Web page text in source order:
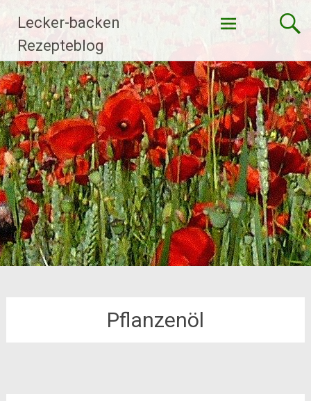
Inhalt
springen
Lecker-backen
Rezepteblog
Pflanzenöl